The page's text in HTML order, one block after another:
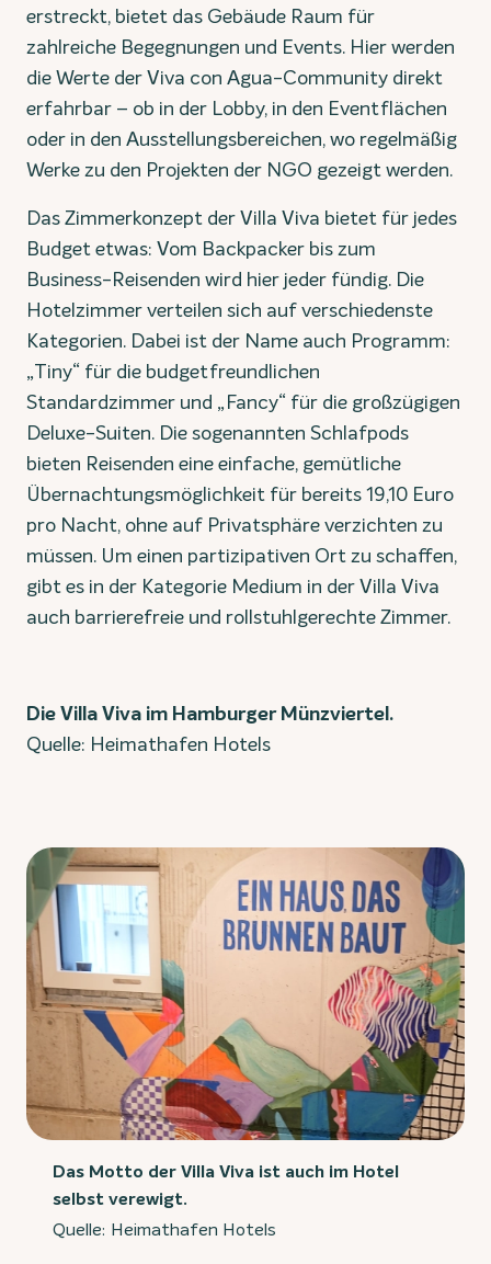
erstreckt, bietet das Gebäude Raum für
zahlreiche Begegnungen und Events. Hier werden
die Werte der Viva con Agua-Community direkt
erfahrbar – ob in der Lobby, in den Eventflächen
oder in den Ausstellungsbereichen, wo regelmäßig
Werke zu den Projekten der NGO gezeigt werden.
Das Zimmerkonzept der Villa Viva bietet für jedes
Budget etwas: Vom Backpacker bis zum
Business-Reisenden wird hier jeder fündig. Die
Hotelzimmer verteilen sich auf verschiedenste
Kategorien. Dabei ist der Name auch Programm:
„Tiny“ für die budgetfreundlichen
Standardzimmer und „Fancy“ für die großzügigen
Deluxe-Suiten. Die sogenannten Schlafpods
bieten Reisenden eine einfache, gemütliche
Übernachtungsmöglichkeit für bereits 19,10 Euro
pro Nacht, ohne auf Privatsphäre verzichten zu
müssen. Um einen partizipativen Ort zu schaffen,
gibt es in der Kategorie Medium in der Villa Viva
auch barrierefreie und rollstuhlgerechte Zimmer.
Die Villa Viva im Hamburger Münzviertel.
Quelle: Heimathafen Hotels
Das Motto der Villa Viva ist auch im Hotel
selbst verewigt.
Quelle: Heimathafen Hotels